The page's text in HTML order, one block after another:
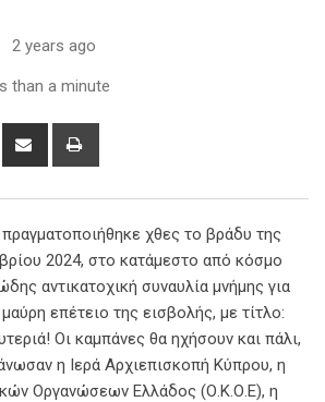
2 years ago
than a minute
χθες το βράδυ της
2024, στο κατάμεστο από κόσμο
αντικατοχική συναυλία μνήμης για
επέτειο της εισβολής, με τίτλο:
Οι καμπάνες θα ηχήσουν και πάλι,
η Ιερά Αρχιεπισκοπή Κύπρου, η
Οργανώσεων Ελλάδος (Ο.Κ.Ο.Ε), η